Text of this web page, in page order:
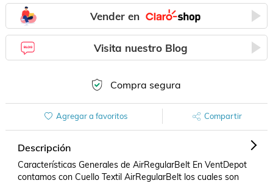
Vender en
Visita nuestro Blog
Compra segura
Agregar a favoritos Compartir
Descripción
Características Generales de AirRegularBelt En VentDepot
contamos con Cuello Textil AirRegularBelt los cuales son